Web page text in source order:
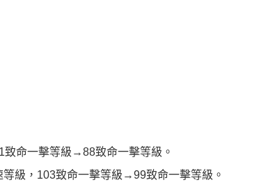
命一擊等級→88致命一擊等級。
級，103致命一擊等級→99致命一擊等級。